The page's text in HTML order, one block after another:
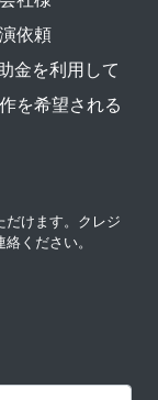
依頼
金を利用して
を希望される
だけます。クレジ
ください。